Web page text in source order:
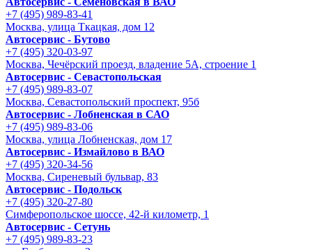
+7 (495) 989-83-41
Москва, улица Ткацкая, дом 12
Автосервис - Бутово
+7 (495) 320-03-97
Москва, Чечёрский проезд, владение 5А, строение 1
Автосервис - Cевастопольская
+7 (495) 989-83-07
Москва, Севастопольский проспект, 95б
Автосервис - Лобненская в САО
+7 (495) 989-83-06
Москва, улица Лобненская, дом 17
Автосервис - Измайлово в ВАО
+7 (495) 320-34-56
Москва, Сиреневый бульвар, 83
Автосервис - Подольск
+7 (495) 320-27-80
Симферопольское шоссе, 42-й километр, 1
Автосервис - Сетунь
+7 (495) 989-83-23